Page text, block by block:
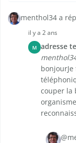
menthol34 a
il y a 2 ans
M adresse
couper la